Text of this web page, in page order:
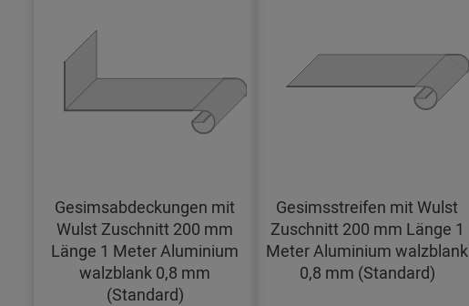
Gesimsabdeckungen mit
Wulst Zuschnitt 200 mm
Länge 1 Meter Aluminium
walzblank 0,8 mm
(Standard)
Gesimsstreifen mit Wulst
Zuschnitt 200 mm Länge 1
Meter Aluminium walzblank
0,8 mm (Standard)